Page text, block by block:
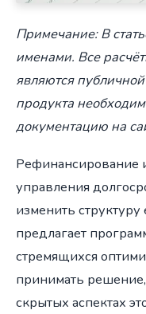
Примечание: В
именами. Все
являются
продукта
документацию на
Рефинансирование
управления
изменить
предлагает
стремящихся
принимать
скрытых аспектах